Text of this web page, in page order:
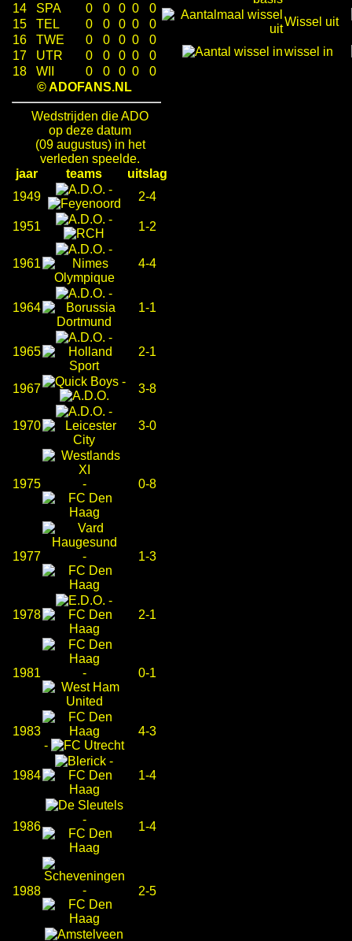
14
SPA 0 0 0 0
0
15
TEL 0 0 0 0
0
16
TWE 0 0 0 0
0
17
UTR 0 0 0 0
0
18
WII 0 0 0 0
0
© ADOFANS.NL
Wedstrijden die ADO
op deze datum
(09 augustus) in het
verleden speelde.
jaar
teams
uitslag
1949
-
2-4
1951
-
1-2
1961
-
4-4
1964
-
1-1
1965
-
2-1
1967
-
3-8
1970
-
3-0
1975 - 0-8
1977 - 1-3
1978
-
2-1
1981 - 0-1
1983
-
4-3
1984
-
1-4
1986
-
1-4
1988 - 2-5
Wissel uit
wissel in